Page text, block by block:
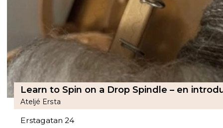
Learn to Spin on a Drop Spindle – en
Ateljé Ersta
Erstagatan 24